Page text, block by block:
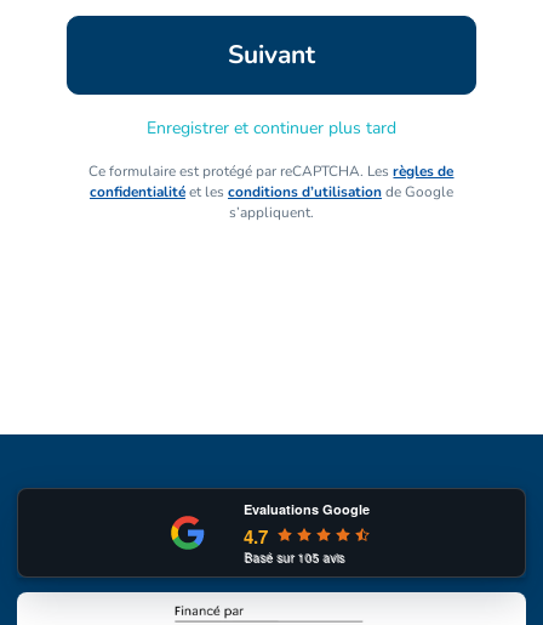
Enregistrer et continuer plus tard
Ce formulaire est protégé par reCAPTCHA. Lesrègles de
confidentialitéet les conditions d’utilisationde Google
s’appliquent.
Evaluations Google
4.7
Basé sur105avis